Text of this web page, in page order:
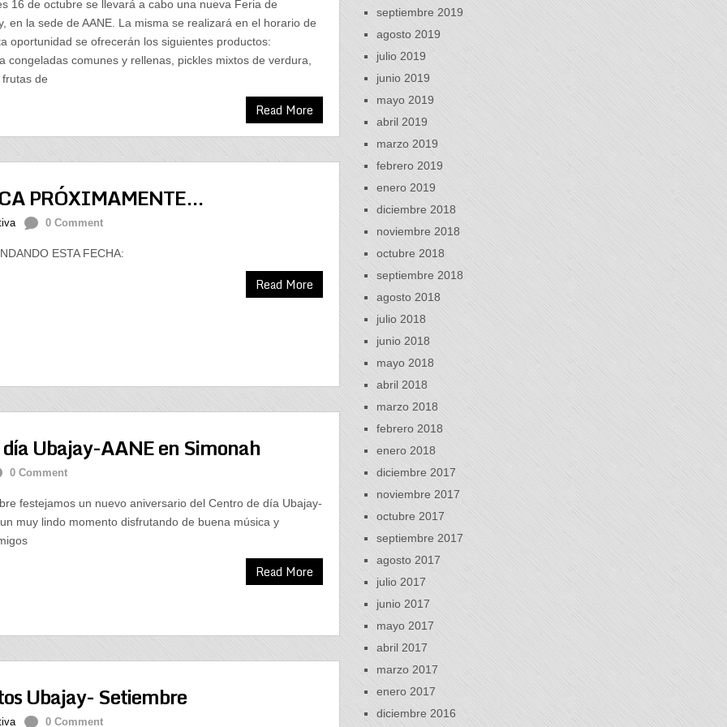
16 de octubre se llevará a cabo una nueva Feria de
en la sede de AANE. La misma se realizará en el horario de
oportunidad se ofrecerán los siguientes productos:
congeladas comunes y rellenas, pickles mixtos de verdura,
de
Read More
PRÓXIMAMENTE…
0 Comment
ESTA FECHA:
Read More
Ubajay-AANE en Simonah
0 Comment
festejamos un nuevo aniversario del Centro de día Ubajay-
muy lindo momento disfrutando de buena música y
Read More
Ubajay- Setiembre
0 Comment
septiembre 2019
agosto 2019
julio 2019
junio 2019
mayo 2019
abril 2019
marzo 2019
febrero 2019
enero 2019
diciembre 2018
noviembre 2018
octubre 2018
septiembre 2018
agosto 2018
julio 2018
junio 2018
mayo 2018
abril 2018
marzo 2018
febrero 2018
enero 2018
diciembre 2017
noviembre 2017
octubre 2017
septiembre 2017
agosto 2017
julio 2017
junio 2017
mayo 2017
abril 2017
marzo 2017
enero 2017
diciembre 2016